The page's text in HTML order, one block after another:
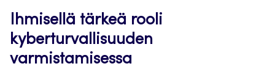
Ihmisellä tärkeä rooli
kyberturvallisuuden
varmistamisessa